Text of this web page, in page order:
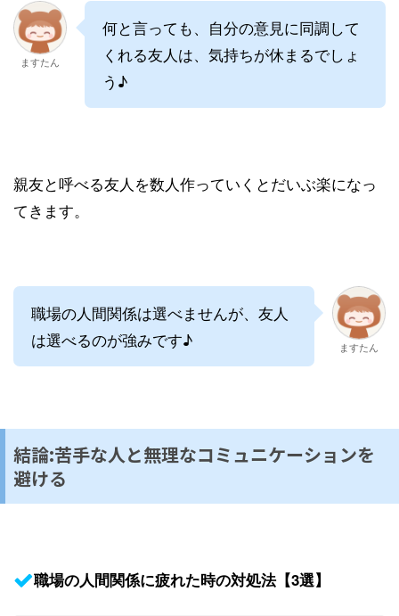
ますたん
何と言っても、自分の意見に同調して
くれる友人は、気持ちが休まるでしょ
う♪
親友と呼べる友人を数人作っていくとだいぶ楽になっ
てきます。
職場の人間関係は選べませんが、友人
は選べるのが強みです♪
ますたん
結論:苦手な人と無理なコミュニケーションを
避ける
職場の人間関係に疲れた時の対処法【3選】